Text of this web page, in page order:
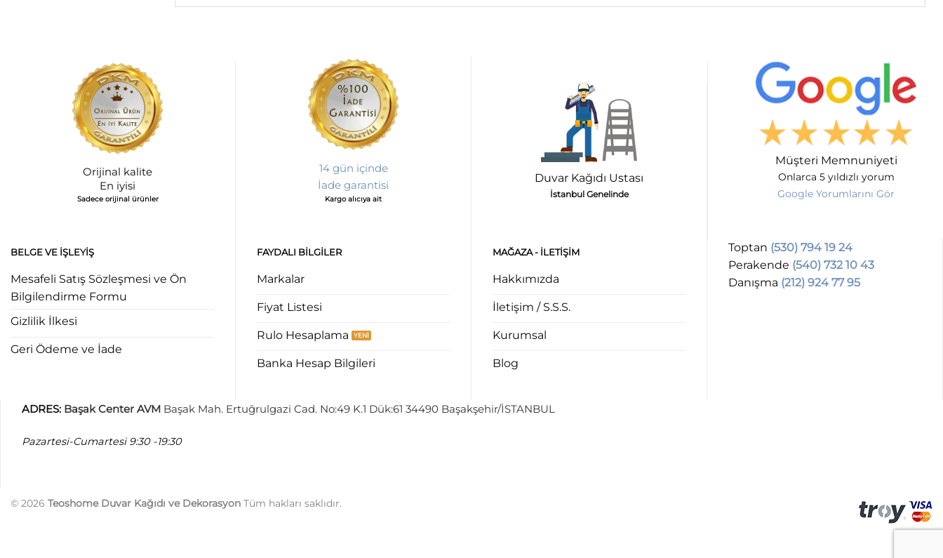
Orijinal kalite
En iyisi
Sadece orijinal ürünler
14 gün içinde
İade garantisi
Kargo alıcıya ait
Duvar Kağıdı Ustası
İstanbul Genelinde
Müşteri Memnuniyeti
Onlarca 5 yıldızlı yorum
Google Yorumlarını Gör
BELGE VE İŞLEYIŞ
Mesafeli Satış Sözleşmesi ve Ön
Bilgilendirme Formu
Gizlilik İlkesi
Geri Ödeme ve İade
FAYDALI BILGILER
Markalar
Fiyat Listesi
Rulo Hesaplama
Banka Hesap Bilgileri
MAĞAZA - ILETIŞIM
Hakkımızda
İletişim / S.S.S.
Kurumsal
Blog
Toptan (530) 794 19 24
Perakende (540) 732 10 43
Danışma (212) 924 77 95
ADRES: Başak Center AVM Başak Mah. Ertuğrulgazi Cad. No:49 K.1 Dük:61 34490 Başakşehir/İSTANBUL
Pazartesi-Cumartesi 9:30 -19:30
© 2026 Teoshome Duvar Kağıdı ve Dekorasyon Tüm hakları saklıdır.